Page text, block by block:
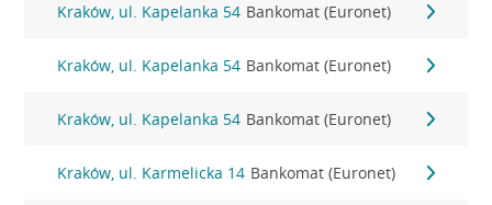
Kraków, ul. Kapelanka 54 Bankomat (Euronet)
Kraków, ul. Kapelanka 54 Bankomat (Euronet)
Kraków, ul. Kapelanka 54 Bankomat (Euronet)
Kraków, ul. Karmelicka 14 Bankomat (Euronet)